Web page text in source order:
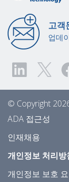
고객
업데
© Copyright
ADA 접근성
인재채용
개인정보 처리방
개인정보 보호